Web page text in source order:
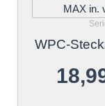
WPC-